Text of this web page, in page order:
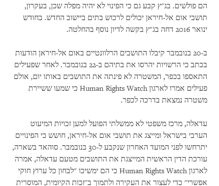
הם פולשים. בג"ץ קבע גם כי הפינוי לא יהיה מפלה שכן, בעקרון,
תושבי אום אל-חיראן יכולים לרכוש בתים ביישוב החדש. בחודש
ינואר 2016 דחה בג"ץ בקשה לדיון נוסף בהחלטה.
ב-20 בנובמבר קיבלו התושבים הרלוונטיים באום אל-חיראן הודעות
בכתב כי הרשויות יהרסו את בתיהם ב-22 בנובמבר. לאחר שפעילים
התאספו בכפר, המשטרה לא פינתה את התושבים באותו יום, אולם
פעילים אמרו לארגוןHuman Rights Watch כי שמעו ששיירת
משטרה נמצאת בדרכה לכפר.
עדאלה, מרכז משפטי לא ממשלתי הפועל למען זכויות המיעוט
הערבי בישראל ומייצג את תושבי אום אל-חיראן, חושש כי הפינויים
יתרחשו לפני המועד האחרון שנקבע ל-30 בנובמבר. סוהאד בשארה,
עורכת הדין הראשית המייצגת את התושבים מטעם עדאלה, אמרה
לארגוןHuman Rights Watch כי הם ימשיכו "לבחון כל ערוץ חוקי
אפשרי" כדי לעצור את העקירה ולתמוך ב"זכות הקיומית, המוסרית